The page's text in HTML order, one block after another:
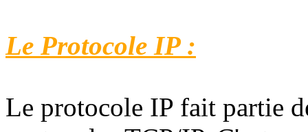
Le Protocole IP :
Le protocole IP fait partie